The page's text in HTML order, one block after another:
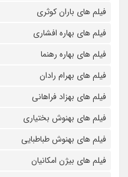
فیلم های باران کوثری
فیلم های بهاره افشاری
فیلم های بهاره رهنما
فیلم های بهرام رادان
فیلم های بهزاد فراهانی
فیلم های بهنوش بختیاری
فیلم های بهنوش طباطبایی
فیلم های بیژن امکانیان